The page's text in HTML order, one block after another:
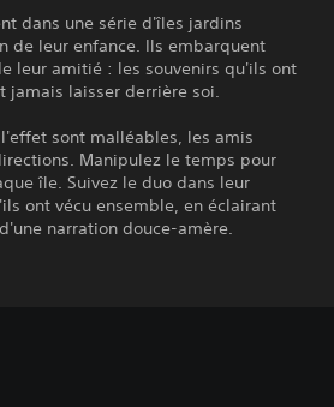
dans une série d'îles jardins
de leur enfance. Ils embarquent
leur amitié : les souvenirs qu'ils ont
laisser derrière soi.
sont malléables, les amis
Manipulez le temps pour
île. Suivez le duo dans leur
ont vécu ensemble, en éclairant
narration douce-amère.